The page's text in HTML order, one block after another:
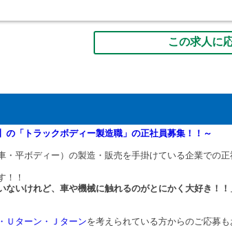
この求人に
「トラックボディー製造職」の正社員募集！！～
平ボディー）の製造・販売を手掛けている企業での正
！！
いけれど、車や機械に触れるのがとにかく大好き！！
Ｕターン・Ｊターンを考えられている方からのご応募